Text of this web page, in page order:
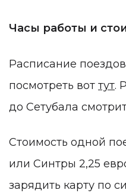
Часы работы и
Расписание
посмотреть вот тут.
до Сетубала
Стоимость одной
или Синтры 2,25
зарядить карту по